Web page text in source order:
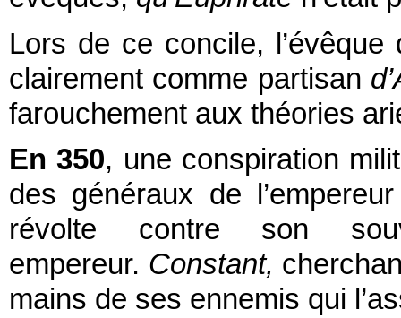
Lors de ce concile,
clairement comme partisan
farouchement aux théories
En 350, une conspiration
des généraux de l’empereur
révolte contre son
empereur. Constant,
mains de ses ennemis qui